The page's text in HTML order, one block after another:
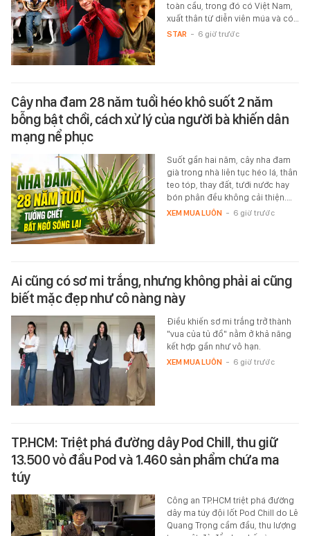
toàn cầu, trong đó có Việt Nam,
xuất thân từ diễn viên múa và có…
STAR - 6 giờ trước
Cây nha đam 28 năm tuổi héo khô suốt 2 năm
bỗng bật chồi, cách xử lý của người bà khiến dân
mạng nể phục
Suốt gần hai năm, cây nha đam
già trong nhà liên tục héo lá, thân
teo tóp, thay đất, tưới nước hay
bón phân đều không cải thiện.…
XEM MUA LUÔN - 6 giờ trước
Ai cũng có sơ mi trắng, nhưng không phải ai cũng
biết mặc đẹp như cô nàng này
Điều khiến sơ mi trắng trở thành
"vua của tủ đồ" nằm ở khả năng
kết hợp gần như vô hạn.
XEM MUA LUÔN - 6 giờ trước
TP.HCM: Triệt phá đường dây Pod Chill, thu giữ
13.500 vỏ đầu Pod và 1.460 sản phẩm chứa ma
túy
Công an TP.HCM triệt phá đường
dây ma túy đội lốt Pod Chill do Lê
Quang Trọng cầm đầu, thu lượng